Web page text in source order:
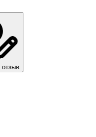
отзыв